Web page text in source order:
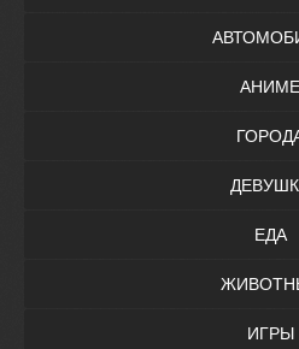
АНИМЕ
ЕДА
ИГРЫ